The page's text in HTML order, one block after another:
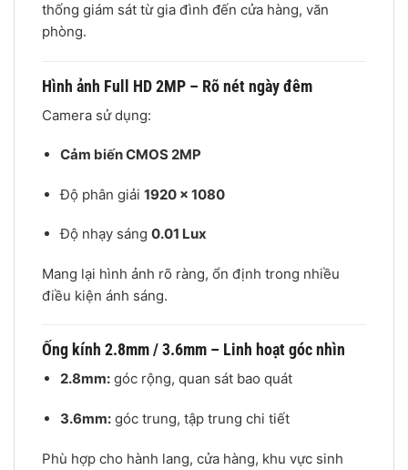
thống giám sát từ gia đình đến cửa hàng, văn
phòng.
Hình ảnh Full HD 2MP – Rõ nét ngày đêm
Camera sử dụng:
Cảm biến CMOS 2MP
Độ phân giải 1920 × 1080
Độ nhạy sáng 0.01 Lux
Mang lại hình ảnh rõ ràng, ổn định trong nhiều
điều kiện ánh sáng.
Ống kính 2.8mm / 3.6mm – Linh hoạt góc nhìn
2.8mm:góc rộng, quan sát bao quát
3.6mm:góc trung, tập trung chi tiết
Phù hợp cho hành lang, cửa hàng, khu vực sinh